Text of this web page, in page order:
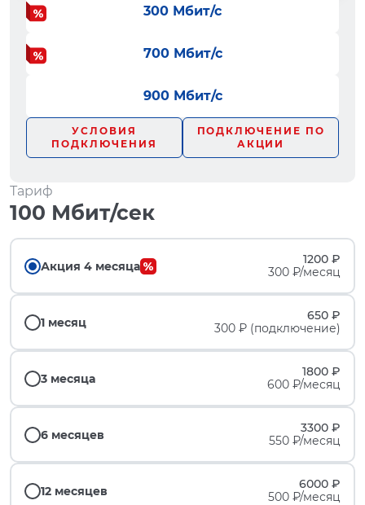
300 Мбит/с
700 Мбит/с
900 Мбит/с
УСЛОВИЯ
ПОДКЛЮЧЕНИЯ
ПОДКЛЮЧЕНИЕ ПО
АКЦИИ
Тариф
100 Мбит/сек
Акция 4 месяца
1200 ₽
300 ₽/месяц
1 месяц
650 ₽
300 ₽ (подключение)
3 месяца
1800 ₽
600 ₽/месяц
6 месяцев
3300 ₽
550 ₽/месяц
12 месяцев
6000 ₽
500 ₽/месяц